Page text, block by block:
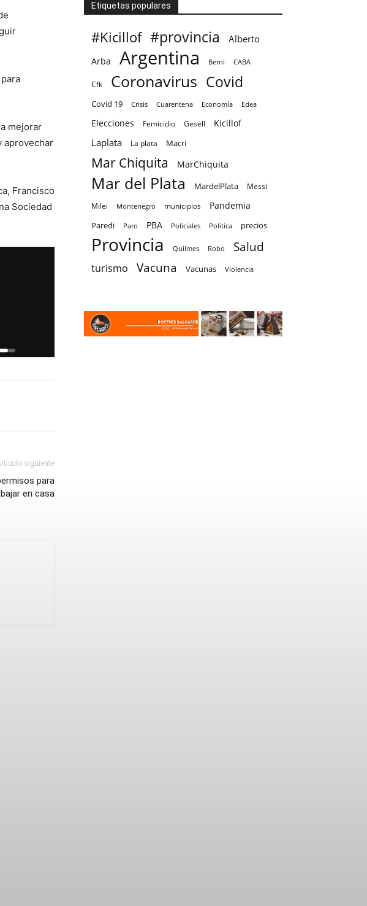
mejorar
aprovechar
Francisco
Sociedad
siguiente
para
en casa
Etiquetas populares
#Kicillof #provincia Alberto
Arba Argentina Berni CABA
Cfk Coronavirus Covid
Covid 19 Crisis Cuarentena Economía Edea
Elecciones Femicidio Gesell Kicillof
Laplata La plata Macri
Mar Chiquita MarChiquita
Mar del Plata MardelPlata
Messi
Milei
Montenegro municipios Pandemia
Paredi Paro PBA Policiales Politica precios
Provincia Quilmes Robo Salud
turismo Vacuna Vacunas Violencia